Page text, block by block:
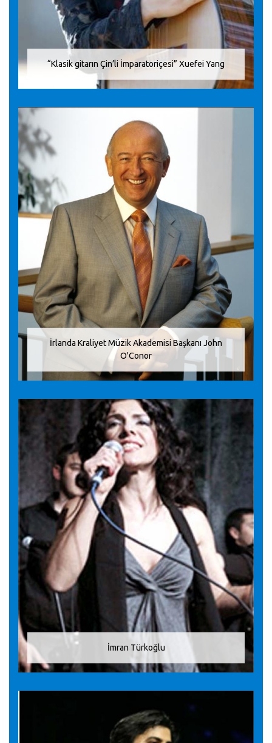
“Klasik gitarın Çin’li İmparatoriçesi” Xuefei Yang
İrlanda Kraliyet Müzik Akademisi Başkanı John
O'Conor
İmran Türkoğlu